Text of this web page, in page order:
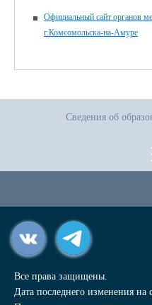
Официальный сайт органов
г.Комсомольска-на-Амуре
Сведения об
Все права защищены.
Дата последнего изменения на